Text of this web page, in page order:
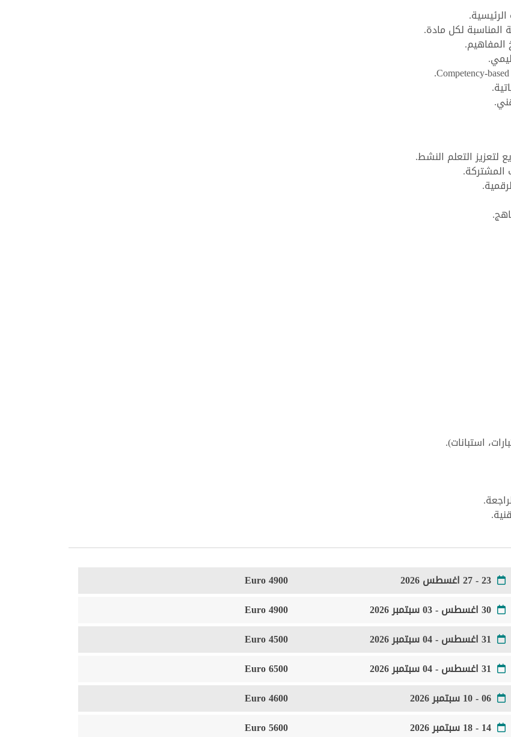
المناسبة لكل مادة.
المشتركة.
استبانات).
23 - 27 اغسطس 2026
4900 Euro
30 اغسطس - 03 سبتمبر 2026
4900 Euro
31 اغسطس - 04 سبتمبر 2026
4500 Euro
31 اغسطس - 04 سبتمبر 2026
6500 Euro
06 - 10 سبتمبر 2026
4600 Euro
14 - 18 سبتمبر 2026 5600 Euro